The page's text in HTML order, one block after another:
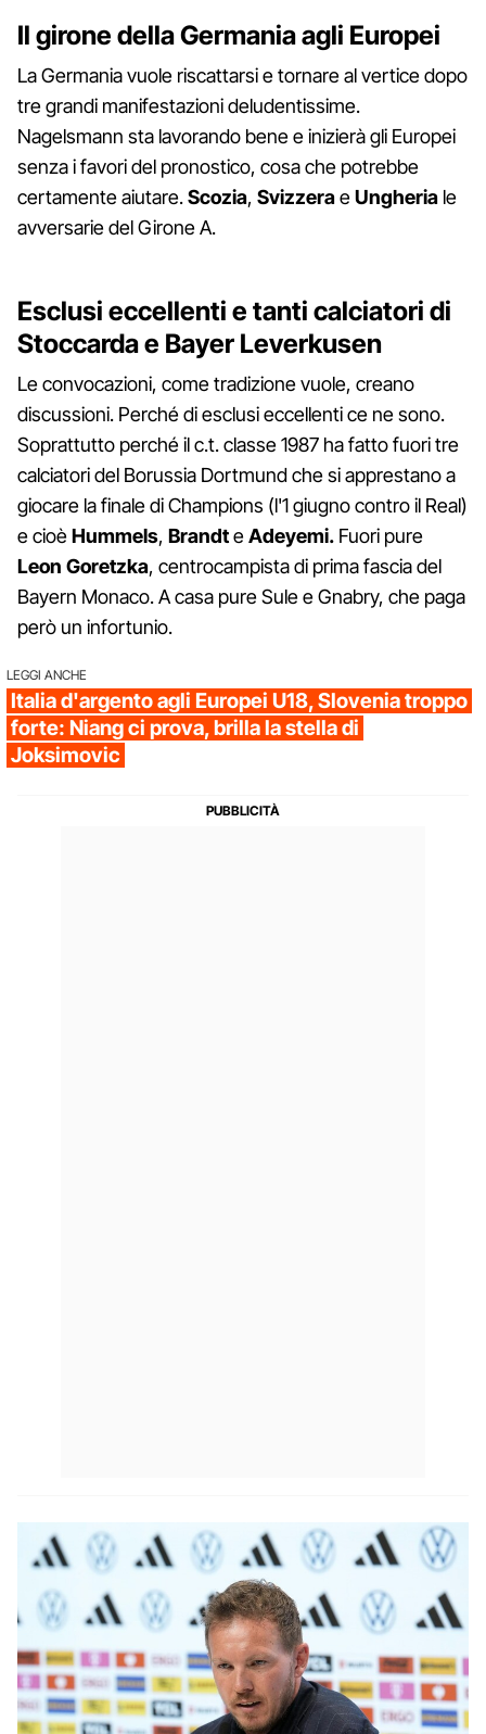
Il girone della Germania agli Europei
La Germania vuole riscattarsi e tornare al vertice dopo
tre grandi manifestazioni deludentissime.
Nagelsmann sta lavorando bene e inizierà gli Europei
senza i favori del pronostico, cosa che potrebbe
certamente aiutare.Scozia, SvizzeraeUngheria le
avversarie del Girone A.
Esclusi eccellenti e tanti calciatori di
Stoccarda e Bayer Leverkusen
Le convocazioni, come tradizione vuole, creano
discussioni. Perché di esclusi eccellenti ce ne sono.
Soprattutto perché il c.t. classe 1987 ha fatto fuori tre
calciatori del Borussia Dortmund che si apprestano a
giocare la finale di Champions (l'1 giugno contro il Real)
e cioèHummels, BrandteAdeyemi. Fuori pure
Leon Goretzka, centrocampista di prima fascia del
Bayern Monaco. A casa pure Sule e Gnabry, che paga
però un infortunio.
LEGGI ANCHE
Italia d'argento agli Europei U18, Slovenia troppo
forte: Niang ci prova, brilla la stella di
Joksimovic